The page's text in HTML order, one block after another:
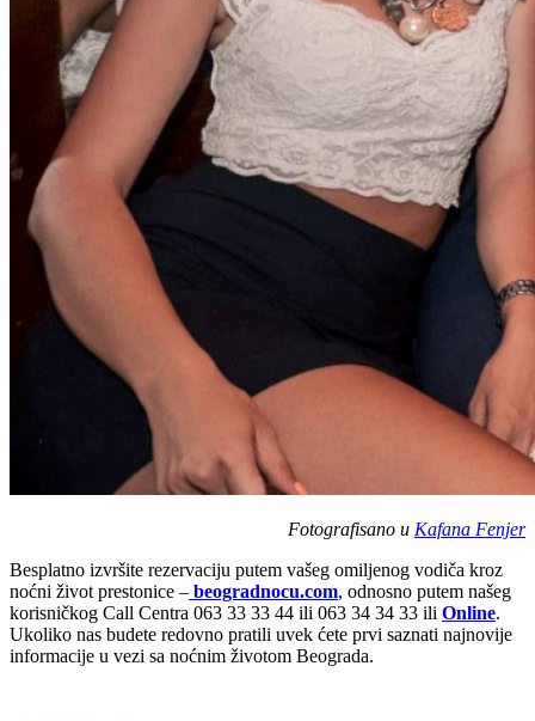
Fotografisano u Kafana Fenjer
Besplatno izvršite rezervaciju putem vašeg omiljenog vodiča kroz
noćni život prestonice – beogradnocu.com, odnosno putem našeg
korisničkog Call Centra 063 33 33 44 ili 063 34 34 33 ili Online.
Ukoliko nas budete redovno pratili uvek ćete prvi saznati najnovije
informacije u vezi sa noćnim životom Beograda.